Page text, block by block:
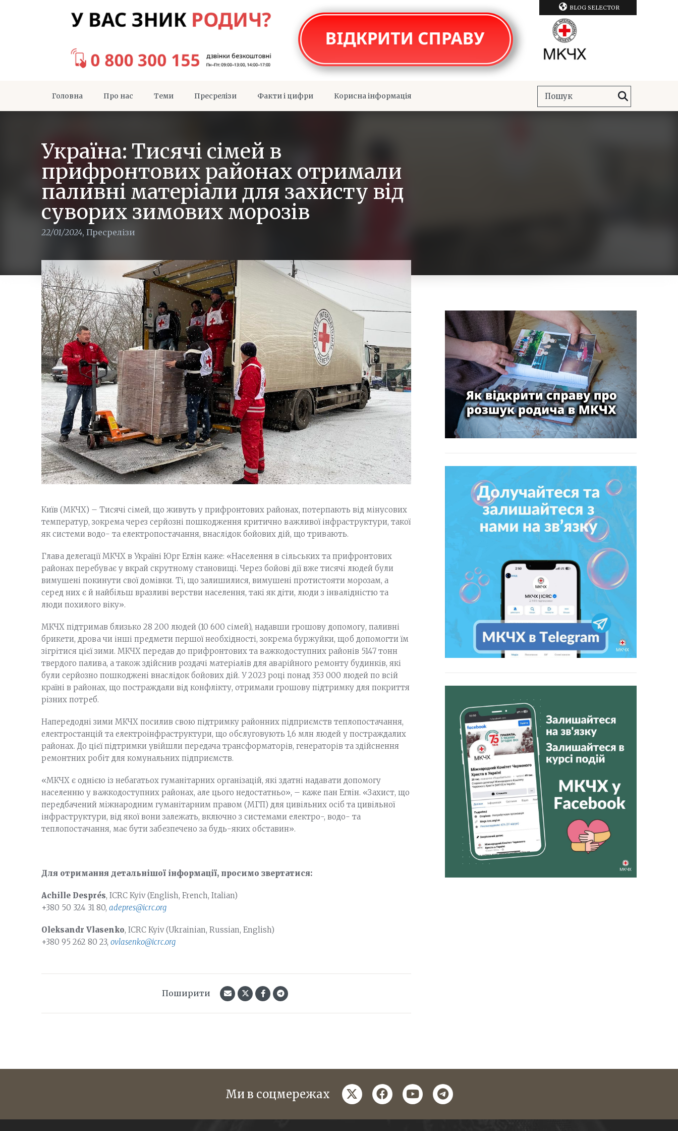
BLOG SELECTOR
Головна Про нас Теми Пресрелізи Факти і цифри Корисна інформація
Україна: Тисячі сімей в
прифронтових районах отримали
паливні матеріали для захисту від
суворих зимових морозів
22/01/2024, Пресрелізи
Київ (МКЧХ) – Тисячі сімей, що живуть у прифронтових районах, потерпають від мінусових
температур, зокрема через серйозні пошкодження критично важливої інфраструктури, такої
як системи водо- та електропостачання, внаслідок бойових дій, що тривають.
Глава делегації МКЧХ в Україні Юрг Еглін каже: «Населення в сільських та прифронтових
районах перебуває у вкрай скрутному становищі. Через бойові дії вже тисячі людей були
вимушені покинути свої домівки. Ті, що залишилися, вимушені протистояти морозам, а
серед них є й найбільш вразливі верстви населення, такі як діти, люди з інвалідністю та
люди похилого віку».
МКЧХ підтримав близько 28 200 людей (10 600 сімей), надавши грошову допомогу, паливні
брикети, дрова чи інші предмети першої необхідності, зокрема буржуйки, щоб допомогти їм
зігрітися цієї зими. МКЧХ передав до прифронтових та важкодоступних районів 5147 тонн
твердого палива, а також здійснив роздачі матеріалів для аварійного ремонту будинків, які
були серйозно пошкоджені внаслідок бойових дій. У 2023 році понад 353 000 людей по всій
країні в районах, що постраждали від конфлікту, отримали грошову підтримку для покриття
різних потреб.
Напередодні зими МКЧХ посилив свою підтримку районних підприємств теплопостачання,
електростанцій та електроінфраструктури, що обслуговують 1,6 млн людей у постраждалих
районах. До цієї підтримки увійшли передача трансформаторів, генераторів та здійснення
ремонтних робіт для комунальних підприємств.
«МКЧХ є однією із небагатьох гуманітарних організацій, які здатні надавати допомогу
населенню у важкодоступних районах, але цього недостатньо», – каже пан Еглін. «Захист, що
передбачений міжнародним гуманітарним правом (МГП) для цивільних осіб та цивільної
інфраструктури, від якої вони залежать, включно з системами електро-, водо- та
теплопостачання, має бути забезпечено за будь-яких обставин».
Для отримання детальнішої інформації, просимо звертатися:
Achille Després, ICRC Kyiv (English, French, Italian)
+380 50 324 31 80, adepres@icrc.org
Oleksandr Vlasenko, ICRC Kyiv (Ukrainian, Russian, English)
+380 95 262 80 23, ovlasenko@icrc.org
Поширити
Ми в соцмережах twitterfacebookyoutubetelegram